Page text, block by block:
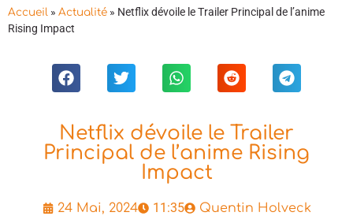
Accueil » Actualité » Netflix dévoile le Trailer Principal de l’anime
Rising Impact
Netflix dévoile le Trailer
Principal de l’anime Rising
Impact
24 Mai, 2024 11:35 Quentin Holveck